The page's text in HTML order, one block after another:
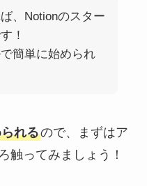
、Notionのスター
！
簡単に始められ
れるので、まずはア
触ってみましょう！